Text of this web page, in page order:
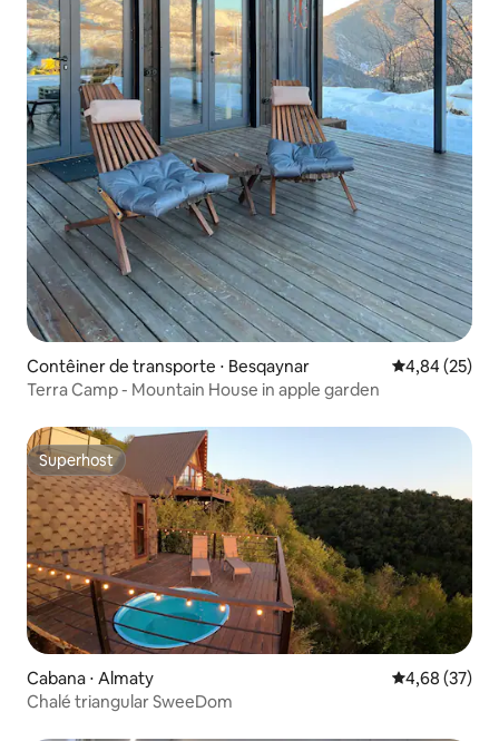
Contêiner de transporte ⋅ Besqaynar 4,84 de uma
4,84 (25)
Terra Camp - Mountain House in apple garden
Superhost
Superhost
Cabana ⋅ Almaty 4,68 de uma
4,68 (37)
Chalé triangular SweeDom